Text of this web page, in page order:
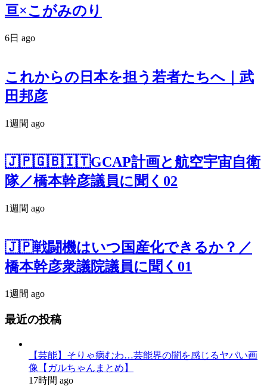
亘×こがみのり
6日 ago
これからの日本を担う若者たちへ｜武
田邦彦
1週間 ago
🇯🇵🇬🇧🇮🇹GCAP計画と航空宇宙自衛
隊／橋本幹彦議員に聞く02
1週間 ago
🇯🇵戦闘機はいつ国産化できるか？／
橋本幹彦衆議院議員に聞く01
1週間 ago
最近の投稿
【芸能】そりゃ病むわ…芸能界の闇を感じるヤバい画
像【ガルちゃんまとめ】
17時間 ago